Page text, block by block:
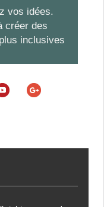
vos idées.
créer des
inclusives